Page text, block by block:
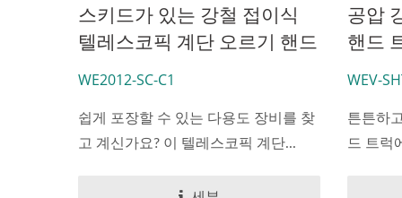
스키드가 있는 강철 접이식
텔레스코픽 계단 오르기 핸드
트럭
WE2012-SC-C1
쉽게 포장할 수 있는 다용도 장비를 찾
고 계신가요? 이 텔레스코픽 계단...
공압
핸드
WEV-
튼튼하
드 트럭